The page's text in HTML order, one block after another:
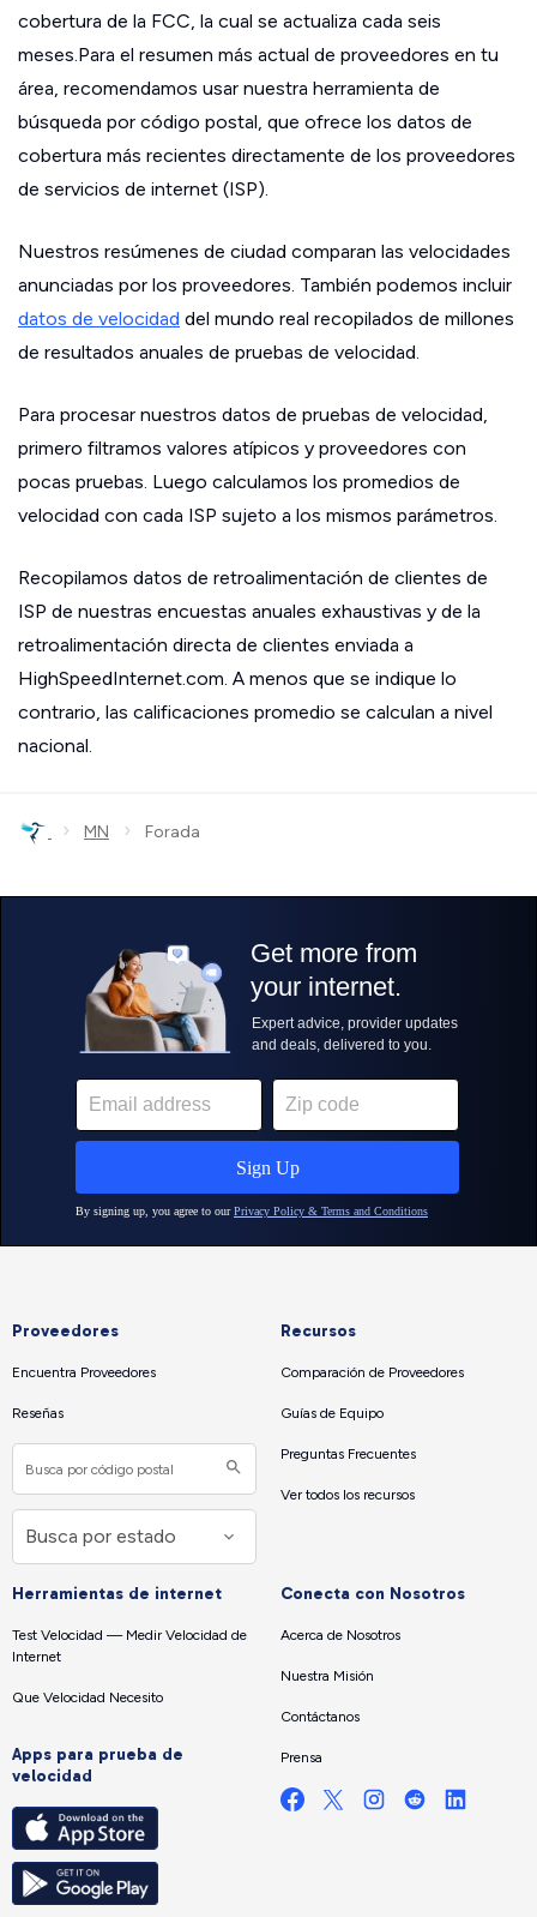
cobertura de la FCC, la cual se actualiza cada seis
meses.Para el resumen más actual de proveedores en tu
área, recomendamos usar nuestra herramienta de
búsqueda por código postal, que ofrece los datos de
cobertura más recientes directamente de los proveedores
de servicios de internet (ISP).
Nuestros resúmenes de ciudad comparan las velocidades
anunciadas por los proveedores. También podemos incluir
datos de velocidad del mundo real recopilados de millones
de resultados anuales de pruebas de velocidad.
Para procesar nuestros datos de pruebas de velocidad,
primero filtramos valores atípicos y proveedores con
pocas pruebas. Luego calculamos los promedios de
velocidad con cada ISP sujeto a los mismos parámetros.
Recopilamos datos de retroalimentación de clientes de
ISP de nuestras encuestas anuales exhaustivas y de la
retroalimentación directa de clientes enviada a
HighSpeedInternet.com. A menos que se indique lo
contrario, las calificaciones promedio se calculan a nivel
nacional.
› MN › Forada
Proveedores
Encuentra Proveedores
Reseñas
Recursos
Comparación de Proveedores
Guías de Equipo
Preguntas Frecuentes
Ver todos los recursos
Herramientas de internet
Test Velocidad — Medir Velocidad de
Internet
Que Velocidad Necesito
Apps para prueba de
velocidad
Conecta con Nosotros
Acerca de Nosotros
Nuestra Misión
Contáctanos
Prensa